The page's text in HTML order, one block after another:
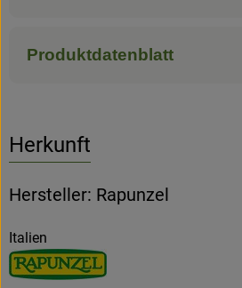
Produktdatenblatt
Herkunft
Hersteller: Rapunzel
Italien